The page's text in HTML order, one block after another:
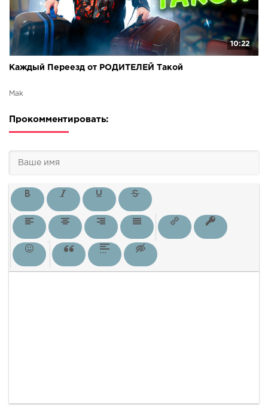
10:22
Каждый Переезд от РОДИТЕЛЕЙ Такой
Mak
Прокомментировать: